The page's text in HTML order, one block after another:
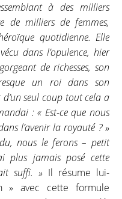
à des milliers
de milliers de femmes,
quotidienne. Elle
dans l’opulence, hier
de richesses, son
un roi dans son
seul coup tout cela a
: « Est-ce que nous
l’avenir la royauté ? »
nous le ferons – petit
plus jamais posé cette
suffi. »Il résume lui-
» avec cette formule